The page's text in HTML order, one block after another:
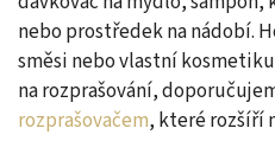
nebo prostředek na nádobí.
směsi nebo vlastní
na rozprašování,
rozprašovačem, které rozšíří